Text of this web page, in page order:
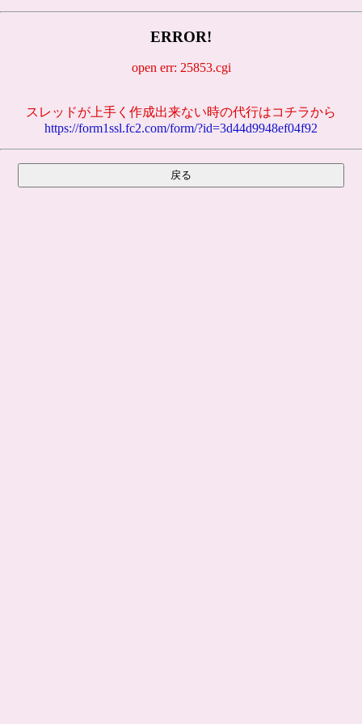
ERROR!
open err: 25853.cgi
スレッドが上手く作成出来ない時の代行はコチラから
https://form1ssl.fc2.com/form/?id=3d44d9948ef04f92